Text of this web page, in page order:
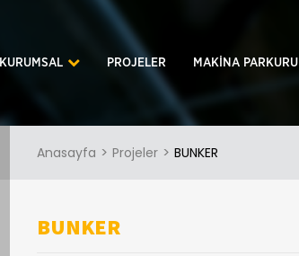
KURUMSAL PROJELER MAKİNA PARKURU
Anasayfa Projeler BUNKER
BUNKER